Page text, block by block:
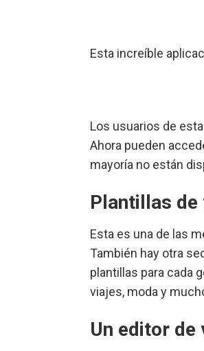
Esta increíble
Los usuarios de
Ahora pueden
mayoría no están
Plantillas
Esta es una de las
También hay otra
plantillas para cada
viajes, moda y
Un editor de